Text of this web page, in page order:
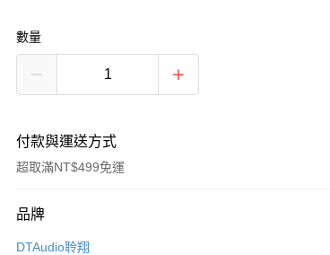
數量
付款與運送方式
超取滿NT$499免運
付款方式
信用卡一次付款
品牌
DTAudio聆翔